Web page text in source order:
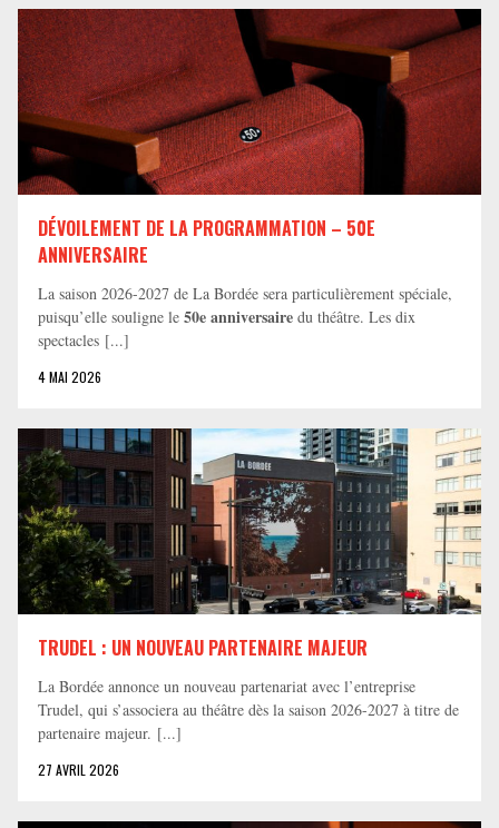
DÉVOILEMENT DE LA PROGRAMMATION – 50E
ANNIVERSAIRE
La saison 2026-2027 de La Bordée sera particulièrement spéciale,
puisqu’elle souligne le 50e anniversaire du théâtre. Les dix
spectacles [...]
4 MAI 2026
TRUDEL : UN NOUVEAU PARTENAIRE MAJEUR
La Bordée annonce un nouveau partenariat avec l’entreprise
Trudel, qui s’associera au théâtre dès la saison 2026-2027 à titre de
partenaire majeur. [...]
27 AVRIL 2026